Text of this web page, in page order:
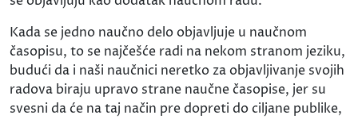
Kada se jedno naučno delo objavljuje u naučnom
časopisu, to se najčešće radi na nekom stranom jeziku,
budući da i naši naučnici neretko za objavljivanje svojih
radova biraju upravo strane naučne časopise, jer su
svesni da će na taj način pre dopreti do ciljane publike,